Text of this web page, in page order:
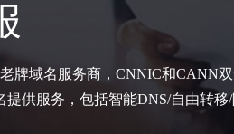
牌域名服务商，CNNIC和CANN
提供服务，包括智能DNS/自由转移/